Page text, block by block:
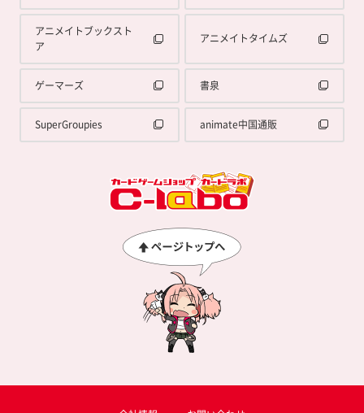
アニメイトブックスト
ア
アニメイトタイムズ
ゲーマーズ 書泉
SuperGroupies animate中国通販